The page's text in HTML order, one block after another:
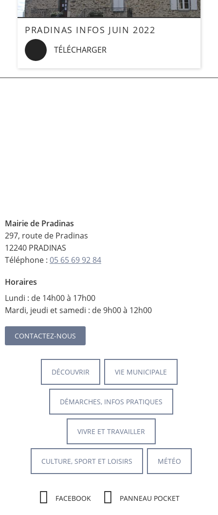
PRADINAS INFOS JUIN 2022
TÉLÉCHARGER
Mairie de Pradinas
297, route de Pradinas
12240 PRADINAS
Téléphone : 05 65 69 92 84
Horaires
Lundi : de 14h00 à 17h00
Mardi, jeudi et samedi : de 9h00 à 12h00
CONTACTEZ-NOUS
DÉCOUVRIR VIE MUNICIPALE
DÉMARCHES, INFOS PRATIQUES
VIVRE ET TRAVAILLER
CULTURE, SPORT ET LOISIRS MÉTÉO
FACEBOOK PANNEAU POCKET